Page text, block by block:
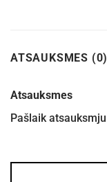
ATSAUKSMES (0)
Atsauksmes
Pašlaik